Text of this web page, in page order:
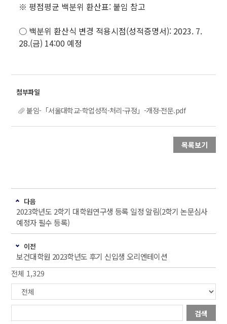
※ 평점평균 백분위 환산표: 붙임 참고
○ 백분위 환산식 변경 적용시점(성적증명서): 2023. 7.
28.(금) 14:00 예정
붙임-「서울대학교-학업성적-처리-규정」-개정-전문.pdf
목록보기
다음
2023학년도 2학기 대학원연구생 등록 일정 알림(2학기 논문심사
예정자 필수 등록)
이전
보건대학원 2023학년도 후기 신입생 오리엔테이션
전체 1,329
검색